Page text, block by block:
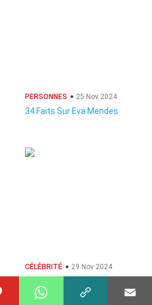
PERSONNES 25 Nov 2024
34 Faits Sur Eva Mendes
CÉLÉBRITÉ 29 Nov 2024
Márquez